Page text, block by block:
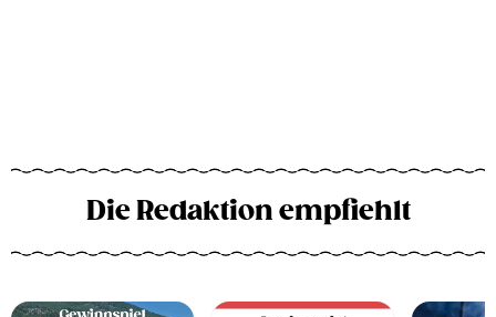
Die Redaktion empfiehlt